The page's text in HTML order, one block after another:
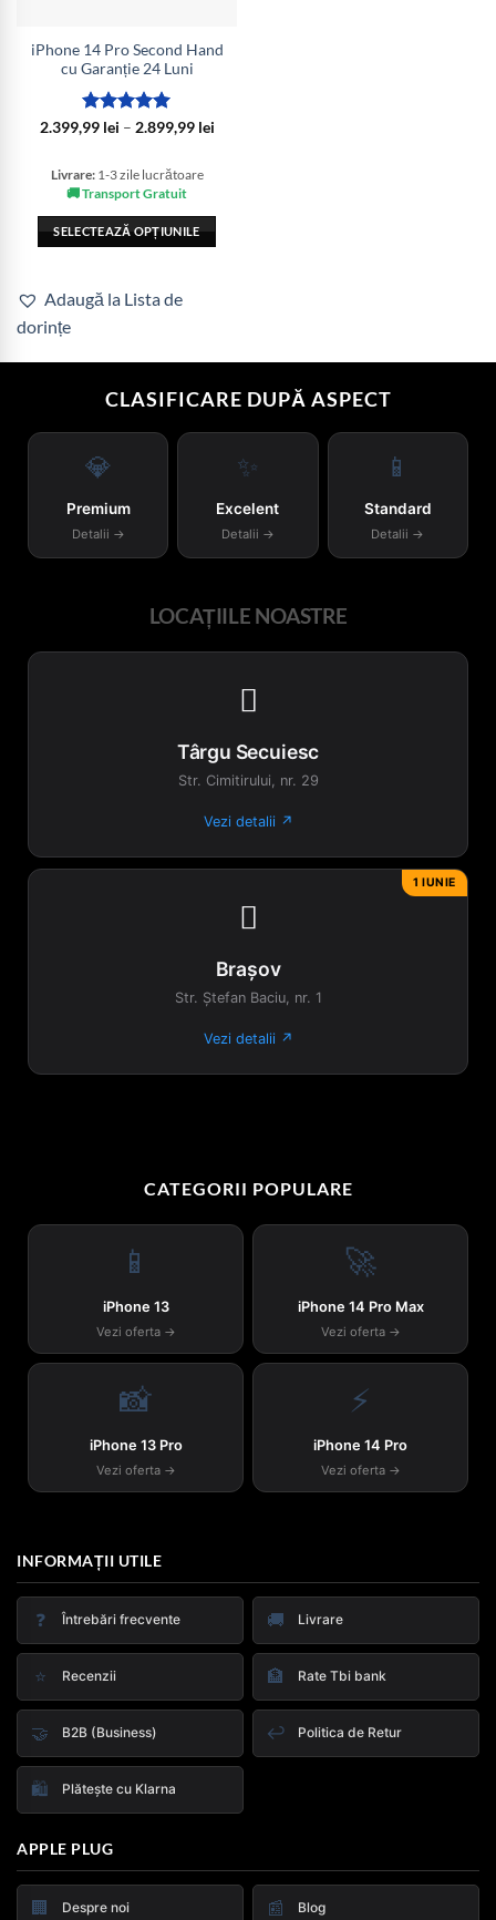
iPhone 14 Pro Second Hand
cu Garanție 24 Luni
Evaluat la
2.399,99 lei – 2.899,99 leiInterval
2.899,99 lei
Livrare:1-3 zile lucrătoare
🚚 Transport Gratuit
SELECTEAZĂ OPȚIUNILE
are
Opțiunile
pagina
Adaugă la Lista de
dorințe
CLASIFICARE DUPĂ ASPECT
💎
Premium
Detalii →
✨
Excelent
Detalii →
📱
Standard
Detalii →
LOCAȚIILE NOASTRE

Târgu Secuiesc
Str. Cimitirului, nr. 29
Vezi detalii ↗
1 IUNIE

Brașov
Str. Ștefan Baciu, nr. 1
Vezi detalii ↗
CATEGORII POPULARE
📱
iPhone 13
Vezi oferta →
🚀
iPhone 14 Pro Max
Vezi oferta →
📸
iPhone 13 Pro
Vezi oferta →
⚡
iPhone 14 Pro
Vezi oferta →
INFORMAȚII UTILE
❓ Întrebări frecvente 🚚 Livrare
⭐ Recenzii 🏦 Rate Tbi bank
🤝 B2B (Business) ↩️ Politica de Retur
🛍️ Plătește cu Klarna
APPLE PLUG
🏢 Despre noi 📰 Blog